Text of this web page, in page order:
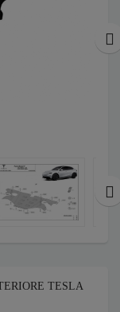
TESLA